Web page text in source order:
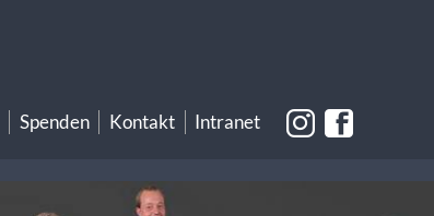
Spenden Kontakt Intranet